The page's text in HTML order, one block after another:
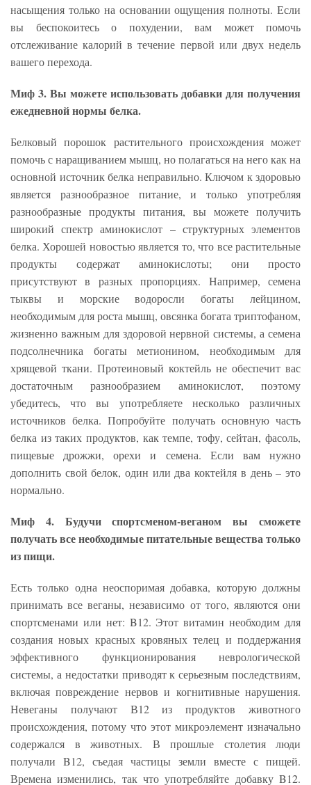
насыщения только на основании ощущения полноты. Если
вы беспокоитесь о похудении, вам может помочь
отслеживание калорий в течение первой или двух недель
вашего перехода.
Миф 3. Вы можете использовать добавки для получения
ежедневной нормы белка.
Белковый порошок растительного происхождения может
помочь с наращиванием мышц, но полагаться на него как на
основной источник белка неправильно. Ключом к здоровью
является разнообразное питание, и только употребляя
разнообразные продукты питания, вы можете получить
широкий спектр аминокислот – структурных элементов
белка. Хорошей новостью является то, что все растительные
продукты содержат аминокислоты; они просто
присутствуют в разных пропорциях. Например, семена
тыквы и морские водоросли богаты лейцином,
необходимым для роста мышц, овсянка богата триптофаном,
жизненно важным для здоровой нервной системы, а семена
подсолнечника богаты метионином, необходимым для
хрящевой ткани. Протеиновый коктейль не обеспечит вас
достаточным разнообразием аминокислот, поэтому
убедитесь, что вы употребляете несколько различных
источников белка. Попробуйте получать основную часть
белка из таких продуктов, как темпе, тофу, сейтан, фасоль,
пищевые дрожжи, орехи и семена. Если вам нужно
дополнить свой белок, один или два коктейля в день – это
нормально.
Миф 4. Будучи спортсменом-веганом вы сможете
получать все необходимые питательные вещества только
из пищи.
Есть только одна неоспоримая добавка, которую должны
принимать все веганы, независимо от того, являются они
спортсменами или нет: B12. Этот витамин необходим для
создания новых красных кровяных телец и поддержания
эффективного функционирования неврологической
системы, а недостатки приводят к серьезным последствиям,
включая повреждение нервов и когнитивные нарушения.
Невеганы получают В12 из продуктов животного
происхождения, потому что этот микроэлемент изначально
содержался в животных. В прошлые столетия люди
получали B12, съедая частицы земли вместе с пищей.
Времена изменились, так что употребляйте добавку B12.